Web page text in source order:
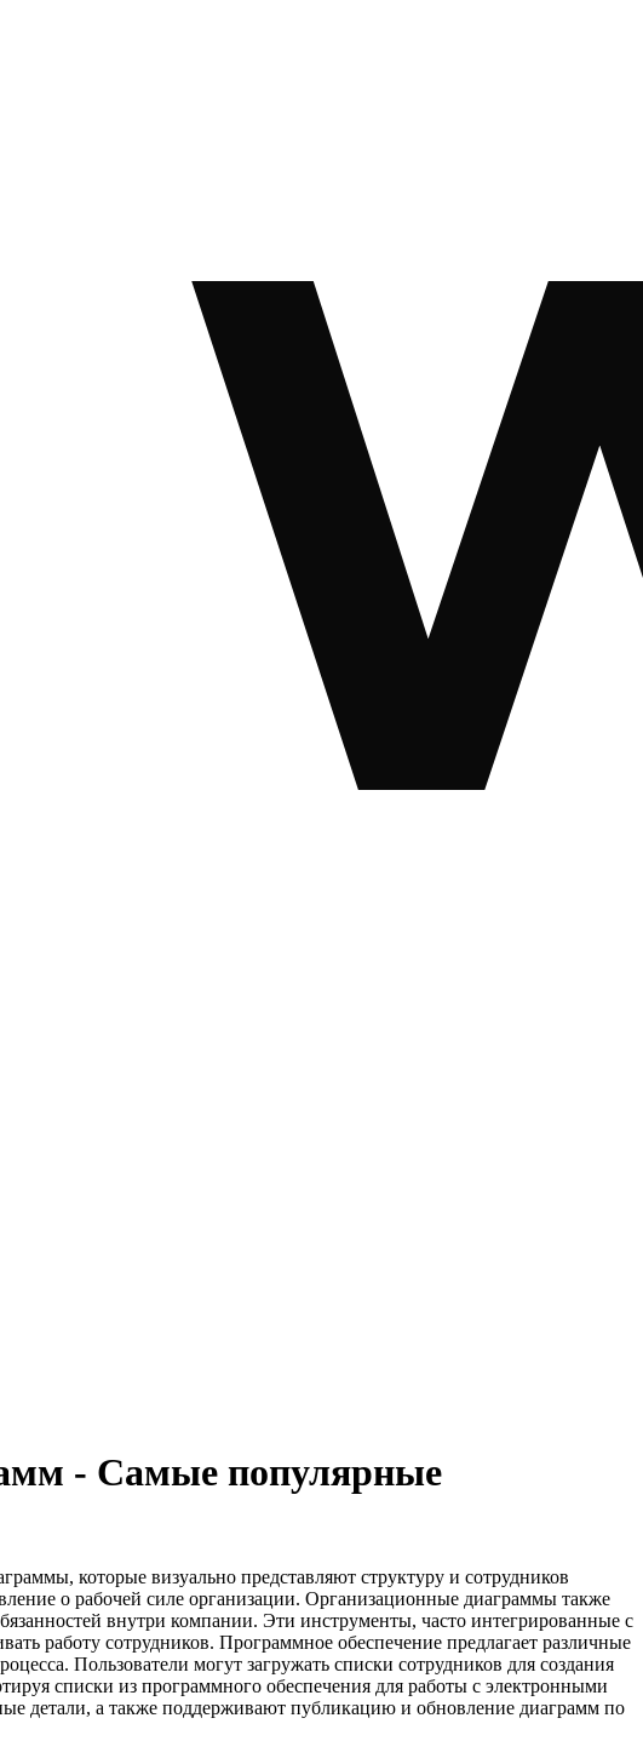
- Самые популярные
которые визуально представляют структуру и сотрудников
о рабочей силе организации. Организационные диаграммы также
внутри компании. Эти инструменты, часто интегрированные с
работу сотрудников. Программное обеспечение предлагает различные
Пользователи могут загружать списки сотрудников для создания
списки из программного обеспечения для работы с электронными
детали, а также поддерживают публикацию и обновление диаграмм по